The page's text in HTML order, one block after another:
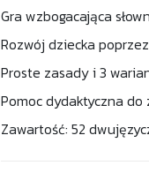
Gra wzbogacająca
Rozwój dziecka
Proste zasady i 3
Pomoc dydaktyczna
Zawartość: 52